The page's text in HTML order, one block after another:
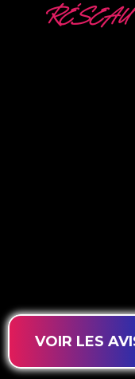
RÉSEAU
VOIR LES